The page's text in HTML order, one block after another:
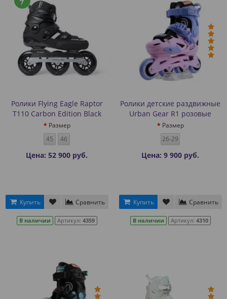
Ролики Flying Eagle Raptor
T110 Carbon Edition Black
Размер
45
46
Цена: 52 900 руб.
Купить Сравнить
В наличии Артикул: 4359
Ролики детские раздвижные
Urban Gear R1 розовые
Размер
26-29
Цена: 9 900 руб.
Купить Сравнить
В наличии Артикул: 4310